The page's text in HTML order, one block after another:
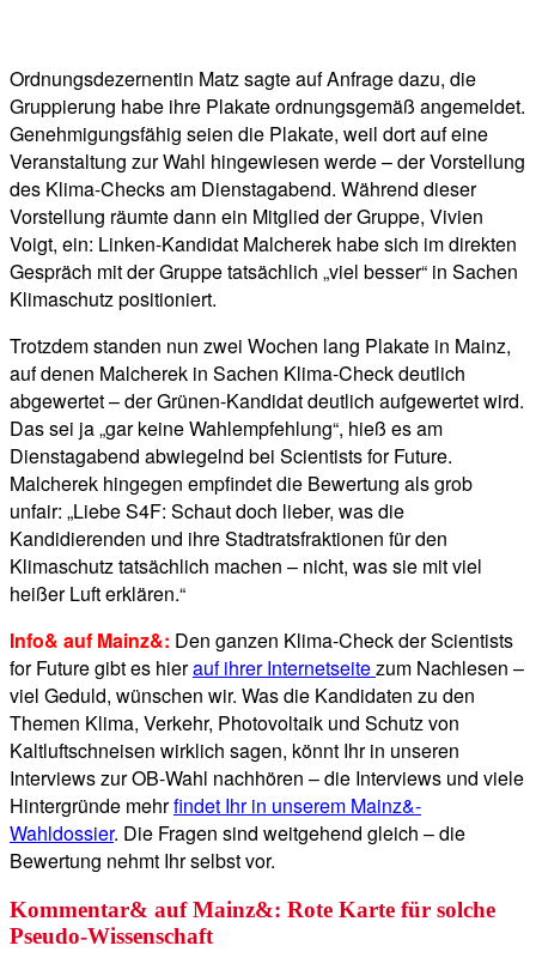
Ordnungsdezernentin Matz sagte auf Anfrage dazu, die
Gruppierung habe ihre Plakate ordnungsgemäß angemeldet.
Genehmigungsfähig seien die Plakate, weil dort auf eine
Veranstaltung zur Wahl hingewiesen werde – der Vorstellung
des Klima-Checks am Dienstagabend. Während dieser
Vorstellung räumte dann ein Mitglied der Gruppe, Vivien
Voigt, ein: Linken-Kandidat Malcherek habe sich im direkten
Gespräch mit der Gruppe tatsächlich „viel besser“ in Sachen
Klimaschutz positioniert.
Trotzdem standen nun zwei Wochen lang Plakate in Mainz,
auf denen Malcherek in Sachen Klima-Check deutlich
abgewertet – der Grünen-Kandidat deutlich aufgewertet wird.
Das sei ja „gar keine Wahlempfehlung“, hieß es am
Dienstagabend abwiegelnd bei Scientists for Future.
Malcherek hingegen empfindet die Bewertung als grob
unfair: „Liebe S4F: Schaut doch lieber, was die
Kandidierenden und ihre Stadtratsfraktionen für den
Klimaschutz tatsächlich machen – nicht, was sie mit viel
heißer Luft erklären.“
Info& auf Mainz&: Den ganzen Klima-Check der Scientists
for Future gibt es hierauf ihrer Internetseitezum Nachlesen –
viel Geduld, wünschen wir. Was die Kandidaten zu den
Themen Klima, Verkehr, Photovoltaik und Schutz von
Kaltluftschneisen wirklich sagen, könnt Ihr in unseren
Interviews zur OB-Wahl nachhören – die Interviews und viele
Hintergründe mehrfindet Ihr in unserem Mainz&-
Wahldossier. Die Fragen sind weitgehend gleich – die
Bewertung nehmt Ihr selbst vor.
Kommentar& auf Mainz&: Rote Karte für solche
Pseudo-Wissenschaft